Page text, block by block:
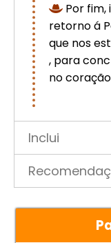
Por fim,
retorno á
que nos
, para
no
Inclui